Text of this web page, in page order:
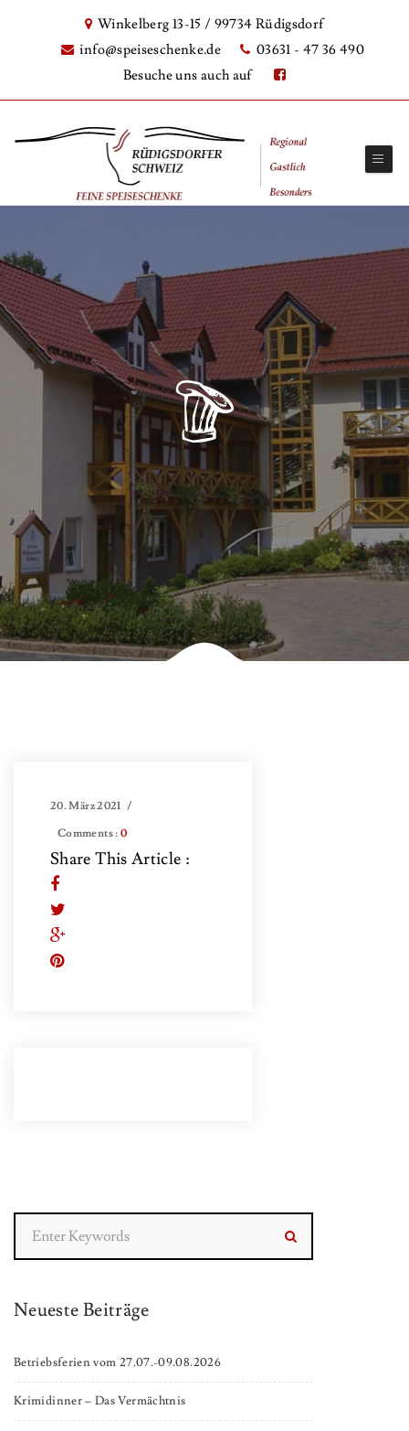
Winkelberg 13-15 / 99734 Rüdigsdorf
info@speiseschenke.de
03631 - 47 36 490
Besuche uns auch auf
20. März 2021
Comments : 0
Share This Article :
Neueste Beiträge
Betriebsferien vom 27.07.-09.08.2026
Krimidinner – Das Vermächtnis